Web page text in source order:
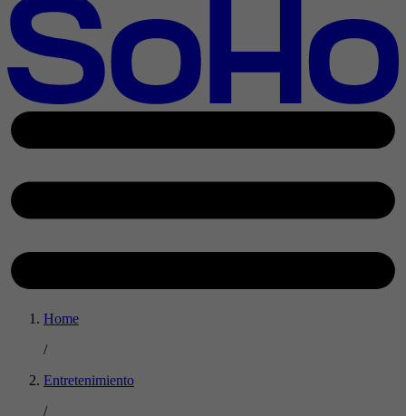
Home
/
Entretenimiento
/